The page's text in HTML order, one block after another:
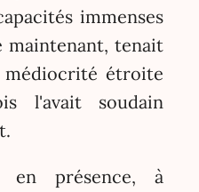
immenses
maintenant, tenait
étroite
l'avait soudain
présence, à